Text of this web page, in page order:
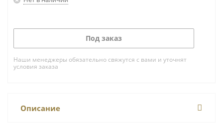
Под заказ
Наши менеджеры обязательно свяжутся с вами и уточнят
условия заказа
Описание